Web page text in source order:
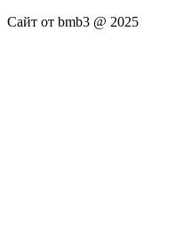
Сайт от bmb3 @ 2025